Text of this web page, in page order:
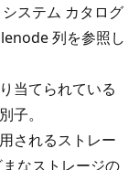
ステム カタログ
列を参照し
当てられている
子。
されるストレー
なストレージの